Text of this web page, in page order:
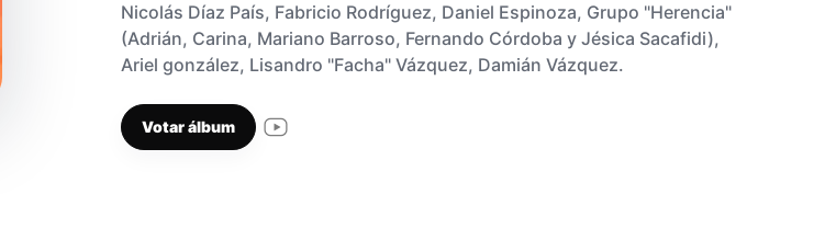
Nicolás Díaz País, Fabricio Rodríguez, Daniel Espinoza, Grupo "Herencia"
(Adrián, Carina, Mariano Barroso, Fernando Córdoba y Jésica Sacafidi),
Ariel gonzález, Lisandro "Facha" Vázquez, Damián Vázquez.
Votar álbum